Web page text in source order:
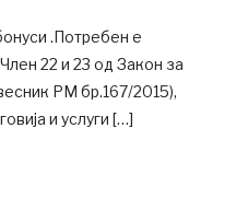
.Потребен е
22 и 23 од Закон за
РМ бр.167/2015),
и услуги […]